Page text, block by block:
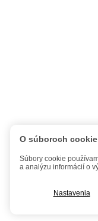
O súboroch
Súbory cookie
a analýzu informácií o
Nastavenia